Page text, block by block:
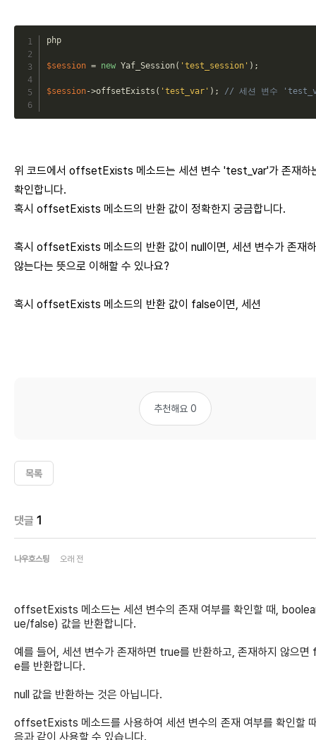
php
$session = new Yaf_Session( 'test_session' ) ;
$session->offsetExists ( 'test_var' ) ; // 세션 변수
위 코드에서 offsetExists 메소드는 세션 변수 'test_var'가 존재하
확인합니다.
혹시 offsetExists 메소드의 반환 값이 정확한지 궁금합니다.
혹시 offsetExists 메소드의 반환 값이 null이면, 세션 변수가 존재
않는다는 뜻으로 이해할 수 있나요?
혹시 offsetExists 메소드의 반환 값이 false이면, 세션
추천해요 0
목록
댓글 1
나우호스팅 오래 전
offsetExists 메소드는 세션 변수의 존재 여부를 확인할 때,
ue/false) 값을 반환합니다.
예를 들어, 세션 변수가 존재하면 true를 반환하고, 존재하지 않으면
e를 반환합니다.
null 값을 반환하는 것은 아닙니다.
offsetExists 메소드를 사용하여 세션 변수의 존재 여부를 확인할
음과 같이 사용할 수 있습니다.